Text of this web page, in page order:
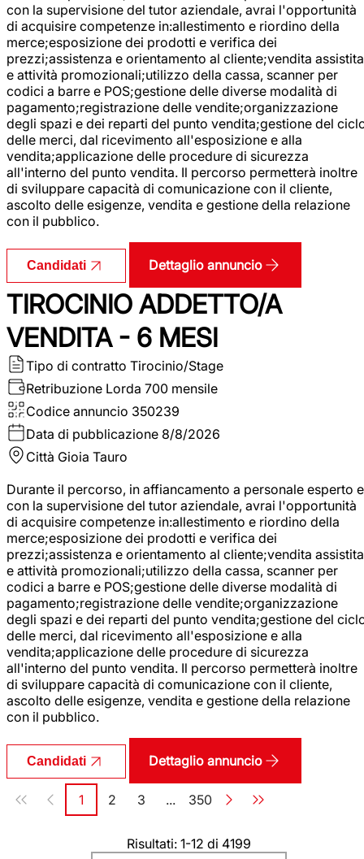
con la supervisione del tutor aziendale, avrai l'opportunità
di acquisire competenze in:allestimento e riordino della
merce;esposizione dei prodotti e verifica dei
prezzi;assistenza e orientamento al cliente;vendita assistita
e attività promozionali;utilizzo della cassa, scanner per
codici a barre e POS;gestione delle diverse modalità di
pagamento;registrazione delle vendite;organizzazione
degli spazi e dei reparti del punto vendita;gestione del
delle merci, dal ricevimento all'esposizione e alla
vendita;applicazione delle procedure di sicurezza
all'interno del punto vendita. Il percorso permetterà inoltre
di sviluppare capacità di comunicazione con il cliente,
ascolto delle esigenze, vendita e gestione della relazione
con il pubblico.
Candidati Dettaglio annuncio
TIROCINIO ADDETTO/A
VENDITA - 6 MESI
Tipo di contratto Tirocinio/Stage
Retribuzione Lorda 700 mensile
Codice annuncio 350239
Data di pubblicazione 8/8/2026
Città Gioia Tauro
Durante il percorso, in affiancamento a personale esperto e
con la supervisione del tutor aziendale, avrai l'opportunità
di acquisire competenze in:allestimento e riordino della
merce;esposizione dei prodotti e verifica dei
prezzi;assistenza e orientamento al cliente;vendita assistita
e attività promozionali;utilizzo della cassa, scanner per
codici a barre e POS;gestione delle diverse modalità di
pagamento;registrazione delle vendite;organizzazione
degli spazi e dei reparti del punto vendita;gestione del
delle merci, dal ricevimento all'esposizione e alla
vendita;applicazione delle procedure di sicurezza
all'interno del punto vendita. Il percorso permetterà inoltre
di sviluppare capacità di comunicazione con il cliente,
ascolto delle esigenze, vendita e gestione della relazione
con il pubblico.
Candidati Dettaglio annuncio
Paginazione
Pagina
1 Pagina
2 Pagina
3 ... Pagina
350
Risultati: 1-12 di 4199